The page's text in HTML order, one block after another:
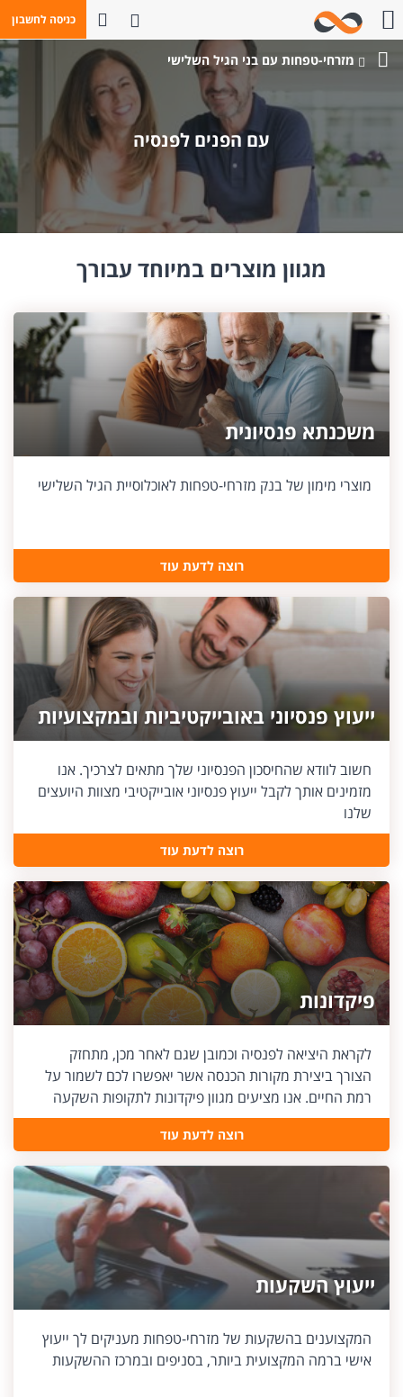
כניסה לחשבון
פתח חיפושחייגו אלינו
מזרחי-טפחות עם בני הגיל השלישי
עם הפנים לפנסיה
מגוון מוצרים במיוחד עבורך
משכנתא פנסיונית
מוצרי מימון של בנק מזרחי-טפחות לאוכלוסיית הגיל השלישי
רוצה לדעת עוד
ייעוץ פנסיוני באובייקטיביות ובמקצועיות
חשוב לוודא שהחיסכון הפנסיוני שלך מתאים לצרכיך. אנו
מזמינים אותך לקבל ייעוץ פנסיוני אובייקטיבי מצוות היועצים
שלנו
רוצה לדעת עוד
פיקדונות
לקראת היציאה לפנסיה וכמובן שגם לאחר מכן, מתחזק
הצורך ביצירת מקורות הכנסה אשר יאפשרו לכם לשמור על
רמת החיים. אנו מציעים מגוון פיקדונות לתקופות השקעה
משתנות וברמות נזילות שונות
רוצה לדעת עוד
ייעוץ השקעות
המקצוענים בהשקעות של מזרחי-טפחות מעניקים לך ייעוץ
אישי ברמה המקצועית ביותר, בסניפים ובמרכז ההשקעות